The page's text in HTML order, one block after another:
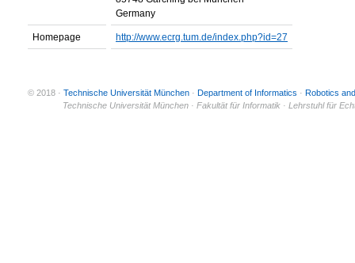
Germany
Homepage http://www.ecrg.tum.de/index.php?id=27
© 2018 · Technische Universität München · Department of Informatics · Robotics
Technische Universität München · Fakultät für Informatik · Lehrstuhl für